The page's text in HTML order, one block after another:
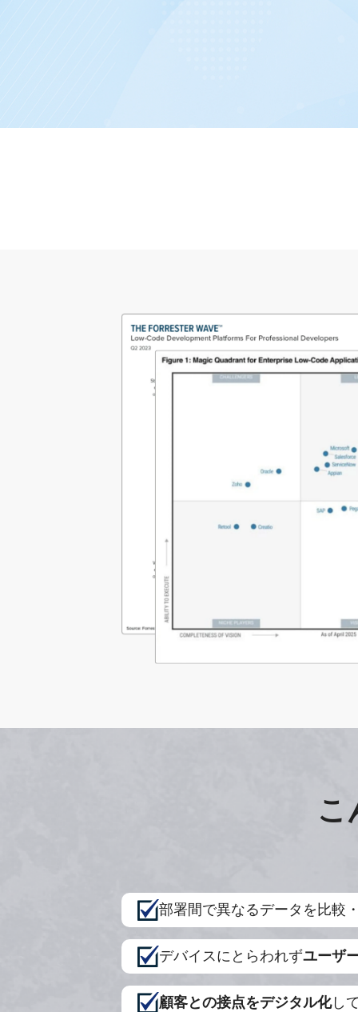
こ
部署間で異なるデータを比較
デバイスにとらわれずユーザ
顧客との接点をデジタル化し